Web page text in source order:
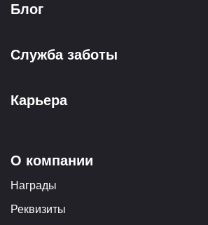
Блог
Служба заботы
Карьера
О компании
Награды
Реквизиты